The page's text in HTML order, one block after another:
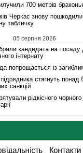
700 метрів
Черкас знову пошкодили
табличку
05 серпня 2026
кандидата на посаду
інтернату
попрощається із
стягнуть понад
санкцій
рідкісного
Контакти